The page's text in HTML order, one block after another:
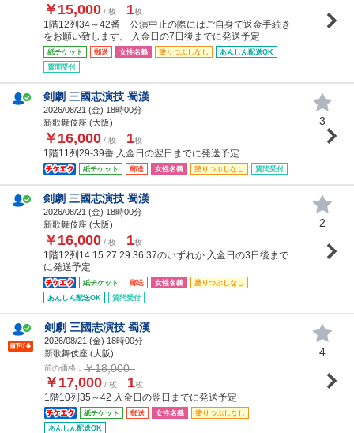
￥15,000 / 枚 1枚
1階12列34～42番 公演中止の際にはご自身で返金手続き
をお願い致します。 入金日の7日後までに発送予定
紙チケット 郵送 女性名義 塗りつぶしなし
あんしん配送OK
質問受付
剣劇 三國志演技 蜀漢
2026/08/21 (金) 18時00分
新歌舞伎座 (大阪)
￥16,000 / 枚 1枚
1階11列29-39番 入金日の翌日までに発送予定
紙チケット 郵送 女性名義 塗りつぶしなし 質問受付
3
剣劇 三國志演技 蜀漢
2026/08/21 (金) 18時00分
新歌舞伎座 (大阪)
￥16,000 / 枚 1枚
1階12列14.15.27.29.36.37のいずれか 入金日の3日後まで
に発送予定
紙チケット 郵送 女性名義
塗りつぶしなし
あんしん配送OK
質問受付
2
剣劇 三國志演技 蜀漢
2026/08/21 (金) 18時00分
新歌舞伎座 (大阪)
前の価格： ￥18,000
￥17,000 / 枚 1枚
1階10列35～42 入金日の翌日までに発送予定
紙チケット 郵送 女性名義
塗りつぶしなし
あんしん配送OK
4